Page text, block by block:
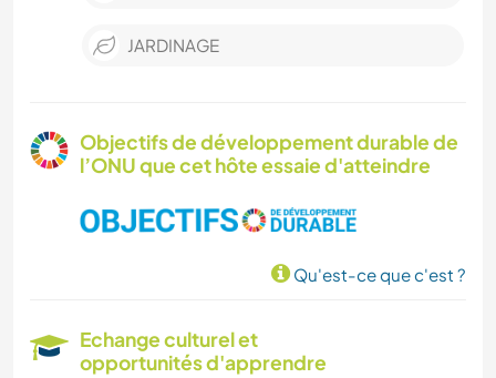
JARDINAGE
Objectifs de développement durable de
l’ONU que cet hôte essaie d'atteindre
Qu'est-ce que c'est ?
Echange culturel et
opportunités d'apprendre